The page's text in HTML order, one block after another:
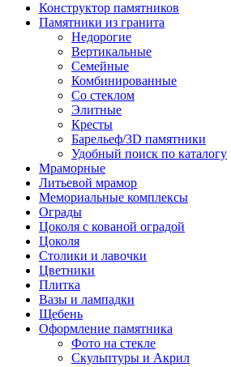
Конструктор памятников
Памятники из гранита
Недорогие
Вертикальные
Семейные
Комбинированные
Со стеклом
Элитные
Кресты
Барельеф/3D памятники
Удобный поиск по каталогу
Мраморные
Литьевой мрамор
Мемориальные комплексы
Ограды
Цоколя с кованой оградой
Цоколя
Столики и лавочки
Цветники
Плитка
Вазы и лампадки
Щебень
Оформление памятника
Фото на стекле
Скульптуры и Акрил